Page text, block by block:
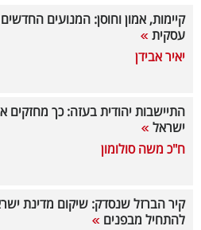
משפט
מדדים
דעות
רכילות
קריפטו
קיימות, אמון וחוסן: המנועים
עסקית
יאיר אבידן
התיישבות יהודית בעזה: כך מחזקים
ישראל
ח"כ משה סולומון
קיר הברזל שנסדק: שיקום מדינת
להתחיל מבפנים